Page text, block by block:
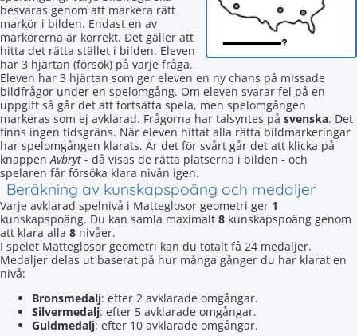
besvaras genom att markera rätt
markör i bilden. Endast en av
markörerna är korrekt. Det gäller att
hitta det rätta stället i bilden. Eleven
har 3 hjärtan (försök) på varje fråga.
Eleven har 3 hjärtan som ger eleven en ny chans på missade
bildfrågor under en spelomgång. Om eleven svarar fel på en
uppgift så går det att fortsätta spela, men spelomgången
markeras som ej avklarad. Frågorna har talsyntes på svenska. Det
finns ingen tidsgräns. När eleven hittat alla rätta bildmarkeringar
har spelomgången klarats. Är det för svårt går det att klicka på
knappenAvbryt - då visas de rätta platserna i bilden - och
spelaren får försöka klara nivån igen.
Beräkning av kunskapspoäng och medaljer
Varje avklarad spelnivå i Matteglosor geometri ger 1
kunskapspoäng. Du kan samla maximalt 8 kunskapspoäng genom
att klara alla 8 nivåer.
I spelet Matteglosor geometri kan du totalt få 24 medaljer.
Medaljer delas ut baserat på hur många gånger du har klarat en
nivå:
Bronsmedalj: efter 2 avklarade omgångar.
Silvermedalj: efter 5 avklarade omgångar.
Guldmedalj: efter 10 avklarade omgångar.